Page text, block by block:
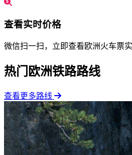
查看实时价格
微信扫一扫，立即查看欧洲火车票
热门欧洲铁路路线
查看更多路线